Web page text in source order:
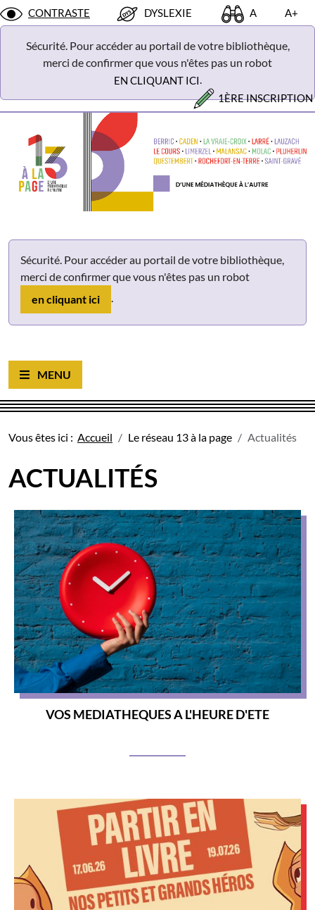
CONTRASTE DYSLEXIE A A+
Sécurité. Pour accéder au portail de votre bibliothèque,
merci de confirmer que vous n'êtes pas un robot
EN CLIQUANT ICI.
1ÈRE INSCRIPTION
Sécurité. Pour accéder au portail de votre bibliothèque,
merci de confirmer que vous n'êtes pas un robot
en cliquant ici
.
Ouvrir le menu
Vous êtes ici : Accueil Le réseau 13 à la page Actualités
ACTUALITÉS
VOS MEDIATHEQUES A L'HEURE D'ETE
Panneau de gestion des cookies